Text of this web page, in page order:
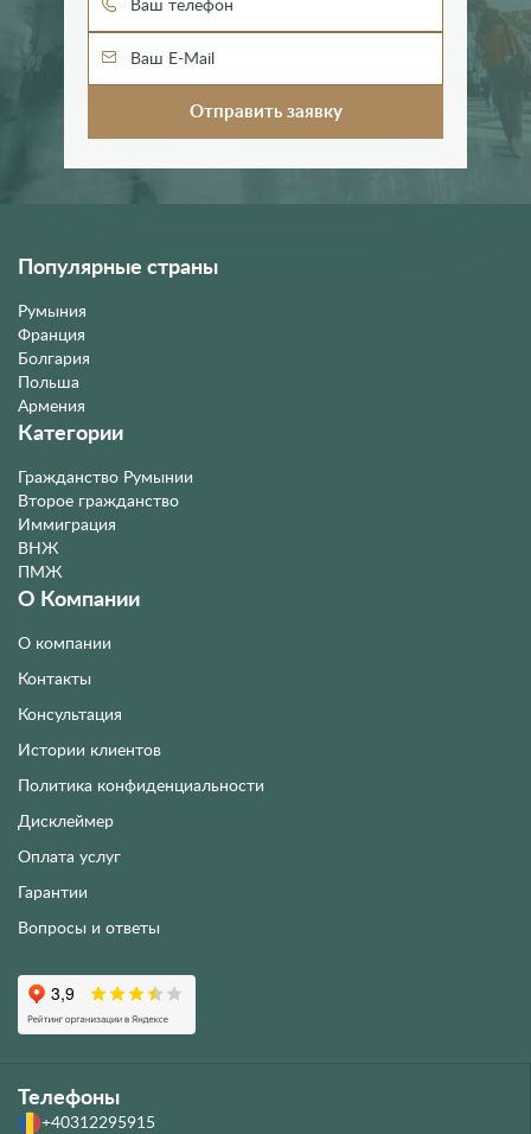
Популярные страны
Румыния
Франция
Болгария
Польша
Армения
Категории
Гражданство Румынии
Второе гражданство
Иммиграция
ВНЖ
ПМЖ
О Компании
О компании
Контакты
Консультация
Истории клиентов
Политика конфиденциальности
Дисклеймер
Оплата услуг
Гарантии
Вопросы и ответы
Телефоны
+40312295915